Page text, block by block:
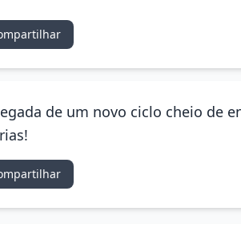
de um novo ciclo cheio de